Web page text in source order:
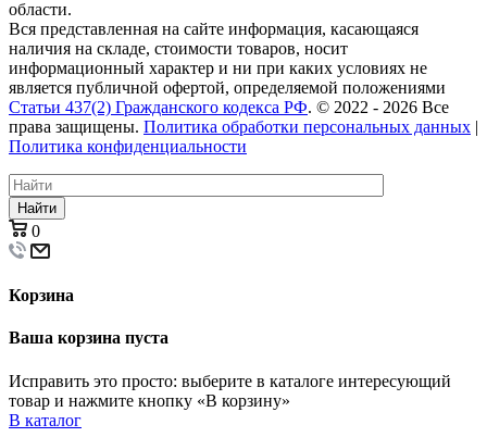
области.
Вся представленная на сайте информация, касающаяся
наличия на складе, стоимости товаров, носит
информационный характер и ни при каких условиях не
является публичной офертой, определяемой положениями
Статьи 437(2) Гражданского кодекса РФ. © 2022 - 2026 Все
права защищены. Политика обработки персональных данных |
Политика конфиденциальности
Найти
0
Корзина
Ваша корзина пуста
Исправить это просто: выберите в каталоге интересующий
товар и нажмите кнопку «В корзину»
В каталог